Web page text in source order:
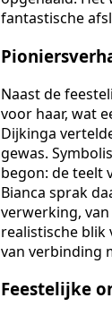
fantastische
Naast de
voor haar, wat
Dijkinga
gewas.
begon: de teelt
Bianca sprak
verwerking,
realistische
van verbinding
Feestelijke